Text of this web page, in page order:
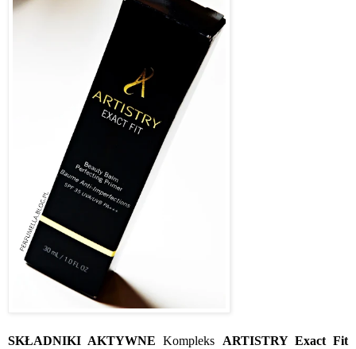
SKŁADNIKI AKTYWNE Kompleks ARTISTRY Exact Fit